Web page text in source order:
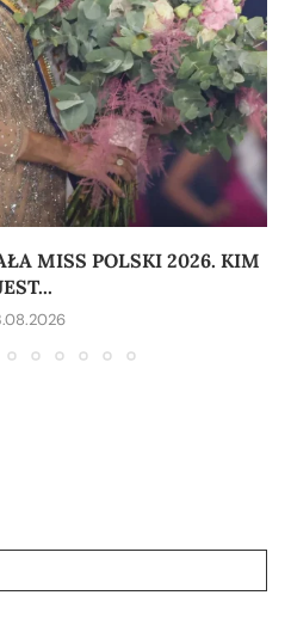
MISS POLSKI 2026. KIM